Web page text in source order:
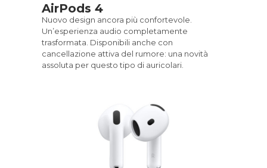
AirPods 4
Nuovo design ancora più confortevole.
Un’esperienza audio completamente
trasformata. Disponibili anche con
cancellazione attiva del rumore: una novità
assoluta per questo tipo di auricolari.